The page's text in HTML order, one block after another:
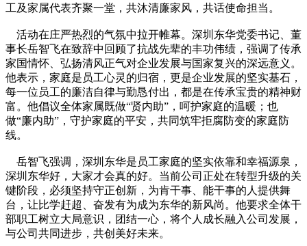
工及家属代表齐聚一堂，共沐清廉家风，共话使命担当。
活动在庄严热烈的气氛中拉开帷幕。深圳东华党委书记、董
事长岳智飞在致辞中回顾了抗战先辈的丰功伟绩，强调了传承
家国情怀、弘扬清风正气对企业发展与国家复兴的深远意义。
他表示，家庭是员工心灵的归宿，更是企业发展的坚实基石，
每一位员工的廉洁自律与勤恳付出，都是在传承宝贵的精神财
富。他倡议全体家属既做“贤内助”，呵护家庭的温暖；也
做“廉内助”，守护家庭的平安，共同筑牢拒腐防变的家庭防
线。
岳智飞强调，深圳东华是员工家庭的坚实依靠和幸福源泉，
深圳东华好，大家才会真的好。当前公司正处在转型升级的关
键阶段，必须坚持守正创新，为肯干事、能干事的人提供舞
台，让比学赶超、奋发有为成为东华的新风尚。他要求全体干
部职工树立大局意识，团结一心，将个人成长融入公司发展，
与公司共同进步，共创美好未来。